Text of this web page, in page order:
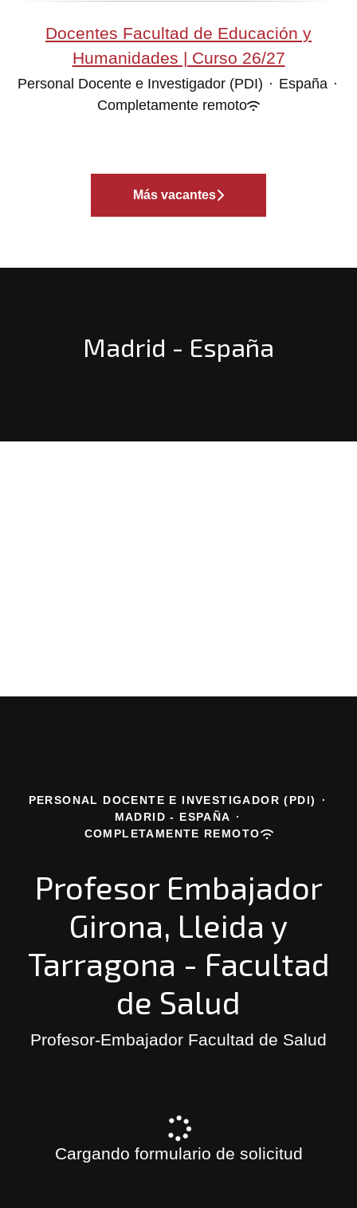
Docentes Facultad de Educación y
Humanidades | Curso 26/27
Personal Docente e Investigador (PDI) · España ·
Completamente remoto
Más vacantes
Madrid - España
PERSONAL DOCENTE E INVESTIGADOR (PDI)
·
MADRID - ESPAÑA ·
COMPLETAMENTE REMOTO
Profesor Embajador
Girona, Lleida y
Tarragona - Facultad
de Salud
Profesor-Embajador Facultad de Salud
Cargando formulario de solicitud